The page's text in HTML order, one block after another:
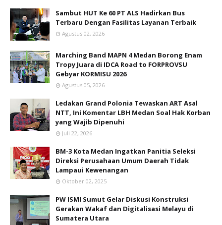
Sambut HUT Ke 60 PT ALS Hadirkan Bus
Terbaru Dengan Fasilitas Layanan Terbaik
Agustus 02, 2026
Marching Band MAPN 4 Medan Borong Enam
Tropy Juara di IDCA Road to FORPROVSU
Gebyar KORMISU 2026
Agustus 05, 2026
Ledakan Grand Polonia Tewaskan ART Asal
NTT, Ini Komentar LBH Medan Soal Hak Korban
yang Wajib Dipenuhi
Juli 22, 2026
BM-3 Kota Medan Ingatkan Panitia Seleksi
Direksi Perusahaan Umum Daerah Tidak
Lampaui Kewenangan
Oktober 02, 2025
PW ISMI Sumut Gelar Diskusi Konstruksi
Gerakan Wakaf dan Digitalisasi Melayu di
Sumatera Utara